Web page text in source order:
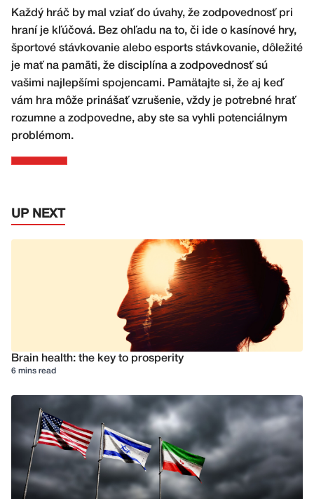
Každý hráč by mal vziať do úvahy, že zodpovednosť pri
hraní je kľúčová. Bez ohľadu na to, či ide o kasínové hry,
športové stávkovanie alebo esports stávkovanie, dôležité
je mať na pamäti, že disciplína a zodpovednosť sú
vašimi najlepšími spojencami. Pamätajte si, že aj keď
vám hra môže prinášať vzrušenie, vždy je potrebné hrať
rozumne a zodpovedne, aby ste sa vyhli potenciálnym
problémom.
UP NEXT
Brain health: the key to prosperity
6 mins read